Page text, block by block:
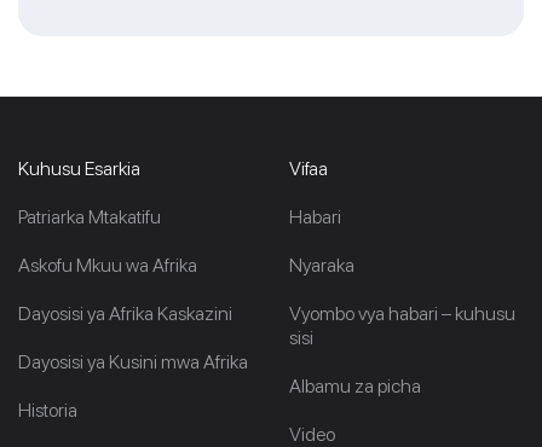
Kuhusu Esarkia
Patriarka Mtakatifu
Askofu Mkuu wa Afrika
Dayosisi ya Afrika Kaskazini
Dayosisi ya Kusini mwa Afrika
Historia
Vifaa
Habari
Nyaraka
Vyombo vya habari – kuhusu
sisi
Albamu za picha
Video